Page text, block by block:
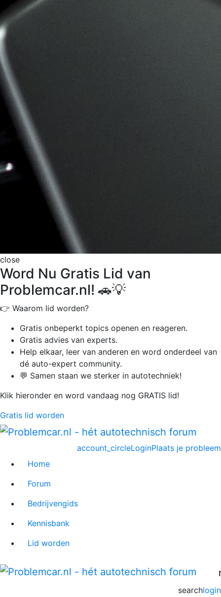
close
Word Nu Gratis Lid van
Problemcar.nl! 🚗💡
👉 Waarom lid worden?
Gratis onbeperkt topics openen en reageren.
Gratis advies van experts.
Help elkaar, leer van anderen en word onderdeel van
dé auto-expert community.
💬 Samen staan we sterker in autotechniek!
Klik hieronder en word vandaag nog GRATIS lid!
Gratis lid worden
Plaats je probleem
account_circleLogin
Home
Forum
Bedrijvengids
Kennisbank
Lid worden
login
search